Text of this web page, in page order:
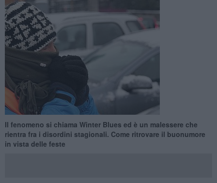
Il fenomeno si chiama Winter Blues ed è un malessere che
rientra fra i disordini stagionali. Come ritrovare il buonumore
in vista delle feste